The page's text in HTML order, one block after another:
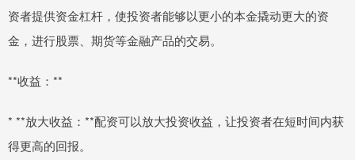
资者提供资金杠杆，使投资者能够以更小的本金撬动更大的资
金，进行股票、期货等金融产品的交易。
**收益：**
* **放大收益：**配资可以放大投资收益，让投资者在短时间内获
得更高的回报。